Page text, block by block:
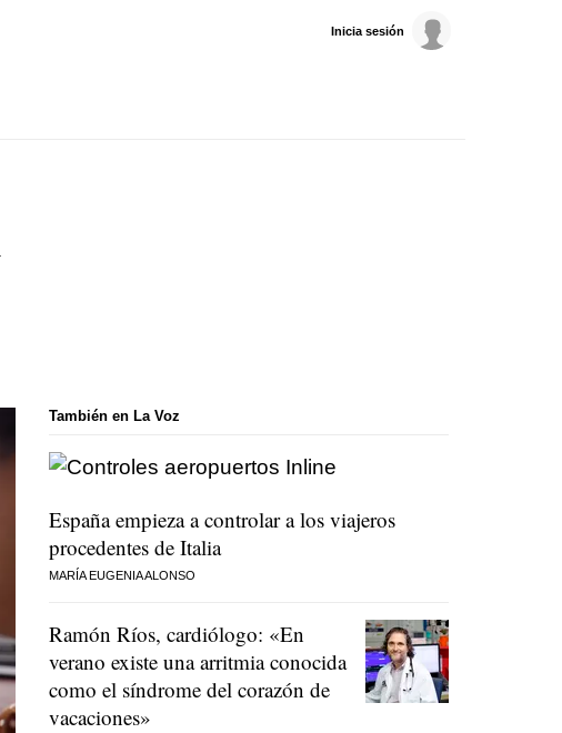
Inicia sesión
También en La Voz
España empieza a controlar a los viajeros
procedentes de Italia
MARÍA EUGENIA ALONSO
Ramón Ríos, cardiólogo: «En
verano existe una arritmia conocida
como el síndrome del corazón de
vacaciones»